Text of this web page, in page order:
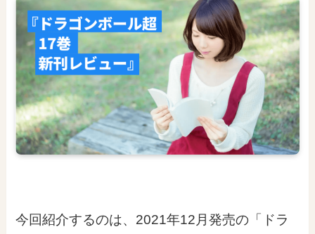
今回紹介するのは、2021年12月発売の「ドラ